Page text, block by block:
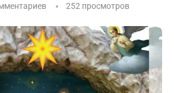
252 просмотров